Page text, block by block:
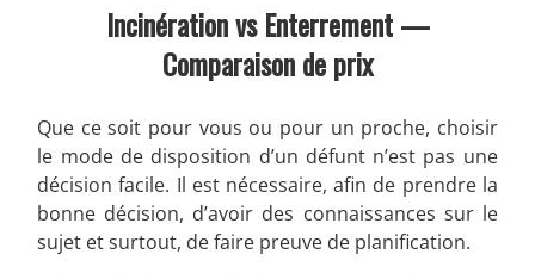
Incinération vs Enterrement —
Comparaison de prix
Que ce soit pour vous ou pour un proche, choisir
le mode de disposition d’un défunt n’est pas une
décision facile. Il est nécessaire, afin de prendre la
bonne décision, d’avoir des connaissances sur le
sujet et surtout, de faire preuve de planification.